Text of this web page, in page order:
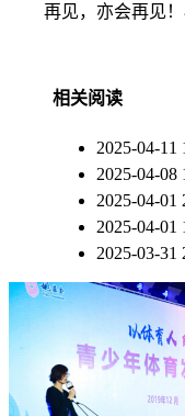
再见，亦会再见！
相关阅读
2025-04-11
2025-04-08
2025-04-01
2025-04-01
2025-03-31